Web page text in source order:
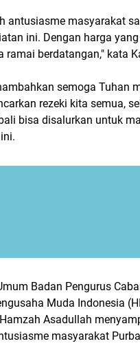
antusiasme masyarakat
ini. Dengan harga
ramai berdatangan," kata
semoga Tuhan
rezeki kita semua,
bisa disalurkan untuk
Badan Pengurus
Muda Indonesia
Asadullah
masyarakat